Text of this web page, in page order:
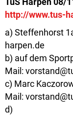
http://www.tus-
a) Steffenhorst
harpen.de
b) auf dem
Mail:
c) Marc
Mail:
d)